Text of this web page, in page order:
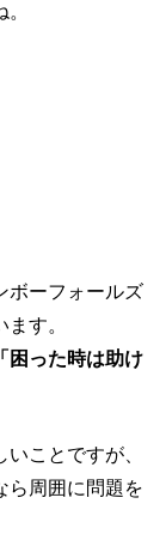
ボーフォールズ
す。
「困った時は助け
ことですが、
ら周囲に問題を